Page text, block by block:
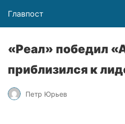
Главпост
«Реал» победил
приблизился к
Петр Юрьев